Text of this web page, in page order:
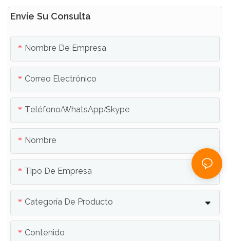
Envíe Su Consulta
Nombre De Empresa
Correo Electrónico
Teléfono/WhatsApp/Skype
Nombre
Tipo De Empresa
Categoría De Producto
Contenido